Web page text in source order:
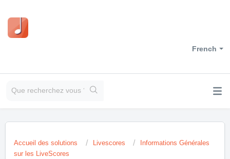
French
Accueil des solutions Livescores
Informations Générales
sur les LiveScores